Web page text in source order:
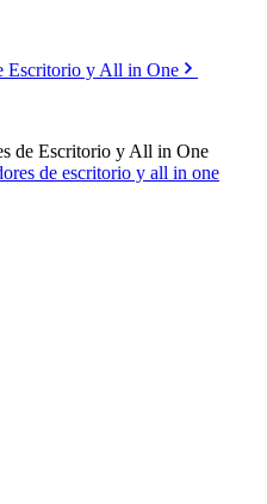
Escritorio y All in One
de Escritorio y All in One
de escritorio y all in one